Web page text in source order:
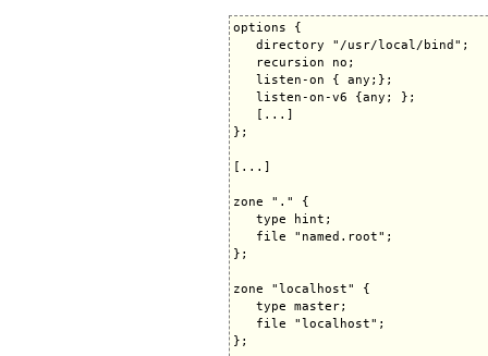
options {
   directory "/usr/local/bind";
   recursion no;
   listen-on { any;};
   listen-on-v6 {any; };
   [...]
};
[...]
zone "." {
   type hint;
   file "named.root";
};
zone "localhost" {
   type master;
   file "localhost";
};